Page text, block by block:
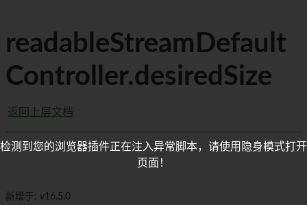
readableStreamDefault
Controller.desiredSize
返回上层文档
新增于: v16.5.0
检测到您的浏览器插件正在注入异常脚本，请使用隐身模式打开
页面！